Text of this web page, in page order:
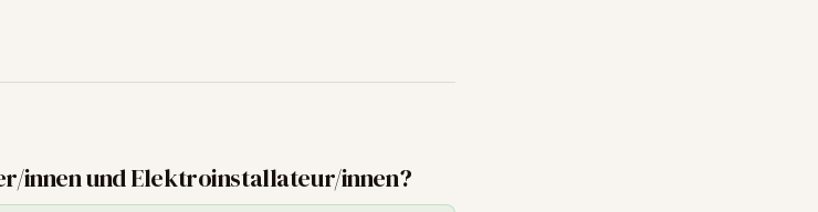
innen und Elektroinstallateur/innen?